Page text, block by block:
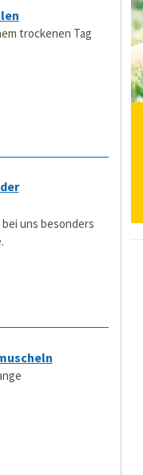
trockenen Tag
uns besonders